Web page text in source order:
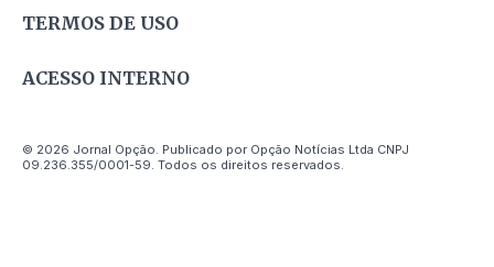
TERMOS DE USO
ACESSO INTERNO
© 2026 Jornal Opção. Publicado por Opção Notícias Ltda CNPJ
09.236.355/0001-59. Todos os direitos reservados.